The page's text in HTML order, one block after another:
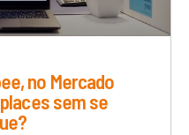
no Mercado
sem se